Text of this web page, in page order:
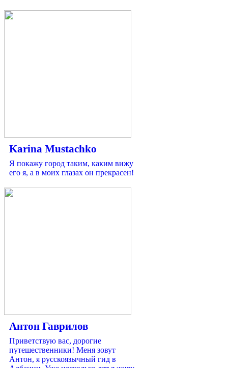
Karina Mustachko
Я покажу город таким, каким вижу
его я, а в моих глазах он прекрасен!
Антон Гаврилов
Приветствую вас, дорогие
путешественники! Меня зовут
Антон, я русскоязычный гид в